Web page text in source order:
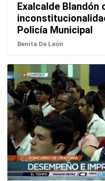
Exalcalde Blandón
Policía Municipal
Benita De León